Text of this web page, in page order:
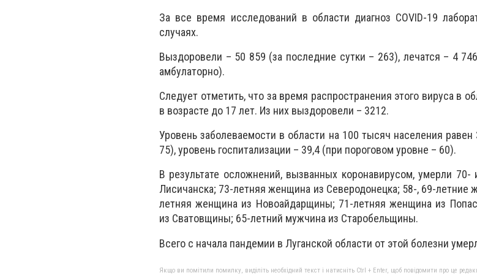
За все время исследований в области диагноз COVID-19
случаях.
Выздоровели – 50 859 (за последние сутки – 263), лечатся – 4
амбулаторно).
Следует отметить, что за время распространения этого вируса в
в возрасте до 17 лет. Из них выздоровели – 3212.
Уровень заболеваемости в области на 100 тысяч населения
75), уровень госпитализации – 39,4 (при пороговом уровне – 60).
В результате осложнений, вызванных коронавирусом, умерли
Лисичанска; 73-летняя женщина из Северодонецка; 58-, 69-
летняя женщина из Новоайдарщины; 71-летняя женщина из
из Сватовщины; 65-летний мужчина из Старобельщины.
Всего с начала пандемии в Луганской области от этой болезни
Якщо ви помітили помилку, виділіть необхідний текст і натисніть Ctrl + Enter, щоб повідомити про це